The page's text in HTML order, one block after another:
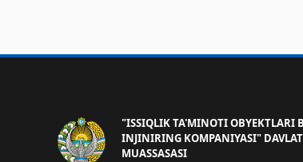
"ISSIQLIK TA'MINOTI OBYEKTLARI
INJINIRING KOMPANIYASI" DAVLAT
MUASSASASI